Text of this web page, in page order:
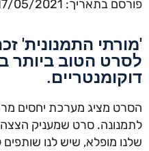
פורסם בתאריך: 17/05/2021
'מורתי התמנונית'
לסרט הטוב ביותר
דוקומנטריים.
הסרט מציג מערכת יחסים
לתמנונה. סרט שמעניק
שלנו מופלא, שיש לנו